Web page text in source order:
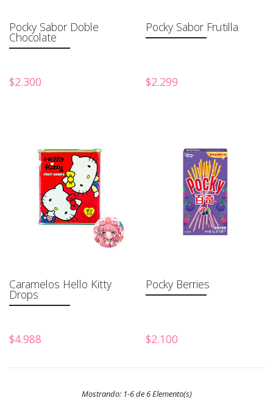
Pocky Sabor Doble
Chocolate
$2.300
Pocky Sabor Frutilla
$2.299
Caramelos Hello Kitty
Drops
$4.988
Pocky Berries
$2.100
Mostrando: 1-6 de 6 Elemento(s)